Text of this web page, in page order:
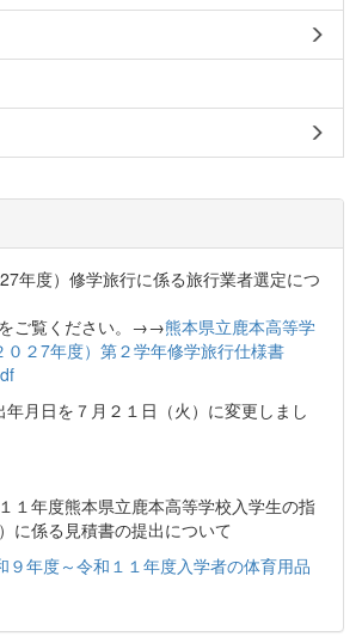
年度）修学旅行に係る旅行業者選定につ
ご覧ください。→→熊本県立鹿本高等学
２7年度）第２学年修学旅行仕様書
月日を７月２１日（火）に変更しまし
１年度熊本県立鹿本高等学校入学生の指
に係る見積書の提出について
９年度～令和１１年度入学者の体育用品